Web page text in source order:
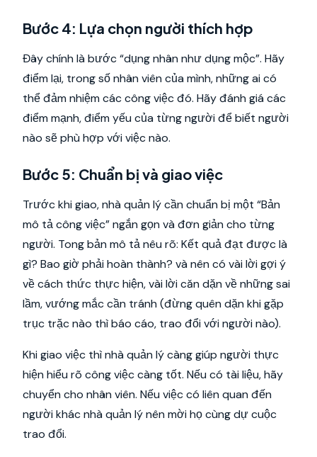
Bước 4: Lựa chọn người thích hợp
Đây chính là bước “dụng nhân như dụng mộc”. Hãy
điểm lại, trong số nhân viên của mình, những ai có
thể đảm nhiệm các công việc đó. Hãy đánh giá các
điểm mạnh, điểm yếu của từng người để biết người
nào sẽ phù hợp với việc nào.
Bước 5: Chuẩn bị và giao việc
Trước khi giao, nhà quản lý cần chuẩn bị một “Bản
mô tả công việc” ngắn gọn và đơn giản cho từng
người. Tong bản mô tả nêu rõ: Kết quả đạt được là
gì? Bao giờ phải hoàn thành? và nên có vài lời gợi ý
về cách thức thực hiện, vài lời căn dặn về những sai
lầm, vướng mắc cần tránh (đừng quên dặn khi gặp
trục trặc nào thì báo cáo, trao đổi với người nào).
Khi giao việc thì nhà quản lý càng giúp người thực
hiện hiểu rõ công việc càng tốt. Nếu có tài liệu, hãy
chuyển cho nhân viên. Nếu việc có liên quan đến
người khác nhà quản lý nên mời họ cùng dự cuộc
trao đổi.